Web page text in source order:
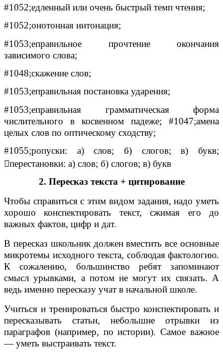
#1052;едленный или очень быстрый темп чтения;
#1052;онотонная интонация;
#1053;еправильное прочтение окончания
зависимого слова;
#1048;скажение слов;
#1053;еправильная постановка ударения;
#1053;еправильная грамматическая форма
числительного в косвенном падеже; #1047;амена
целых слов по оптическому сходству;
#1055;ропуски: а) слов; б) слогов; в) букв;
перестановки: а) слов; б) слогов; в) букв
2. Пересказ текста + цитирование
Чтобы справиться с этим видом задания, надо уметь
хорошо конспектировать текст, сжимая его до
важных фактов, цифр и дат.
В пересказ школьник должен вместить все основные
микротемы исходного текста, соблюдая фактологию.
К сожалению, большинство ребят запоминают
смысл урывками, а потом не могут их связать. А
ведь именно пересказу учат в начальной школе.
Учиться и тренироваться быстро конспектировать и
пересказывать статьи, небольшие отрывки из
параграфов (например, по истории). Самое важное
— уметь выстраивать текст.